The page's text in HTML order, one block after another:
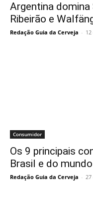
Argentina domina
Ribeirão e
Redação Guia da Cerveja -
Consumidor
Os 9 principais
Brasil e do
Redação Guia da Cerveja -